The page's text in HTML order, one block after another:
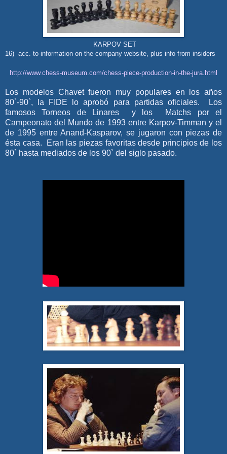
KARPOV SET
16) acc. to information on the company website, plus info from insiders
http://www.chess-museum.com/chess-piece-production-in-the-jura.html
Los modelos Chavetfueron muy populares en los años
80`-90`, la FIDE lo aprobó para partidas oficiales. Los
famosos Torneos de
Linares y los Matchs por el
Campeonato del Mundo de 1993 entre Karpov-Timman y el
de 1995 entreAnand-Kasparov, se jugaron con piezas de
ésta casa. Eran las piezas favoritas desde principios de los
80` hasta mediados de los 90` del siglo pasado.